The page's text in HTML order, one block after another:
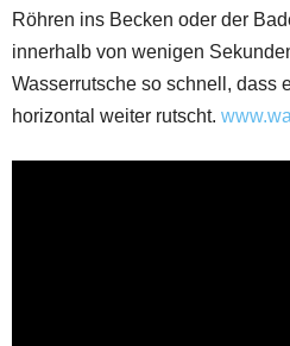
Röhren ins Becken oder der
innerhalb von wenigen
Wasserrutsche so schnell, dass
horizontal weiter rutscht.